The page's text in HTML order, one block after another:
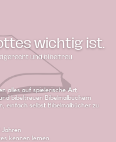
wichtig ist.
und bibeltreu.
alles auf spielerische Art.
bibeltreuen Bibelmalbüchern
einfach selbst Bibelmalbücher zu
Jahren
kennen lernen